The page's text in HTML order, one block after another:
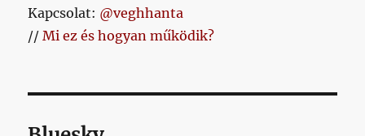
Kapcsolat: @veghhanta
//Mi ez és hogyan működik?